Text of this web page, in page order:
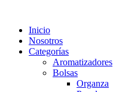
Inicio
Nosotros
Categorías
Aromatizadores
Bolsas
Organza